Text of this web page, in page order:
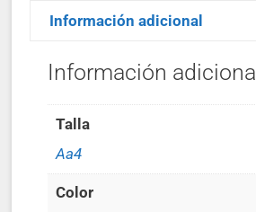
Información adicional
Información adicional
Talla
Aa4
Color